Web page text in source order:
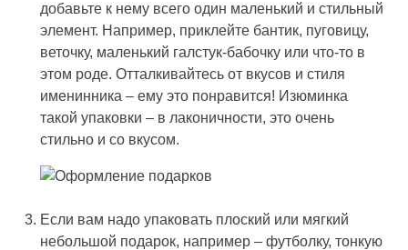
добавьте к нему всего один маленький и стильный
элемент. Например, приклейте бантик, пуговицу,
веточку, маленький галстук-бабочку или что-то в
этом роде. Отталкивайтесь от вкусов и стиля
именинника – ему это понравится! Изюминка
такой упаковки – в лаконичности, это очень
стильно и со вкусом.
Если вам надо упаковать плоский или мягкий
небольшой подарок, например – футболку, тонкую